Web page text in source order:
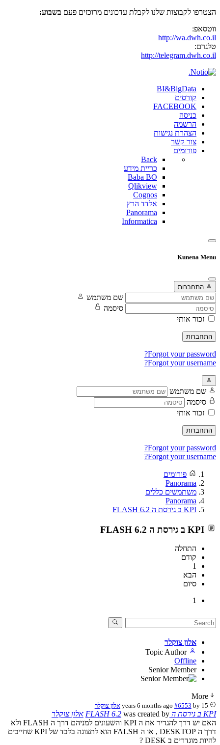
הצטרפו לקבוצות שלנו לקבלת עדכונים מרוכזים פעם בשבוע:
ווטסאפ:
http://wa.dwh.co.il
טלגרם:
http://telegram.dwh.co.il
BI&BigData
קורסים
FACEBOOK
כניסה
הרשמה
הצהרת נגישות
צור קשר
פורומים
Back
כריית מידע
Baba BO
Qlikview
Cognos
אלדד הרץ
Panorama
Informatica
Kunena Menu
התחברות
שם משתמש
סיסמה
זכור אותי
התחברות
Forgot your password?
Forgot your username?
שם משתמש
סיסמה
זכור אותי
התחברות
Forgot your password?
Forgot your username?
פורומים
Panorama
משתמשים כללים
Panorama
KPI ב גירסת ה FLASH 6.2
התחלה
קודם
1
הבא
סיום
1
אלון צוקלר
Topic Author
Offline
Senior Member
More
15 years 6 months ago
#6553 by אלון צוקלר
KPI ב גירסת ה FLASH 6.2 was created by
אלון צוקלר
האם יש דרך להגדיר את ה KPI והשעונים למניהם דרך ה FLASH ולא
דרך ה DESKTOP , או ה FALSH הוא לתצוגה בלבד של KPI שחייבים
להיות מוגדרים ב DESK ?